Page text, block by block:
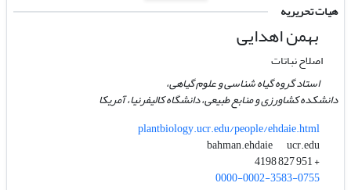
هیات تحریریه
بهمن اهدایی
اصلاح نباتات
استاد گروه گیاه شناسی و علوم گیاهی،
دانشکده کشاورزی و منابع طبیعی، دانشگاه کالیفرنیا، آمریکا
plantbiology.ucr.edu/people/ehdaie.html
bahman.ehdaie
ucr.edu
+ 951 827 4198
0000-0002-3583-0755